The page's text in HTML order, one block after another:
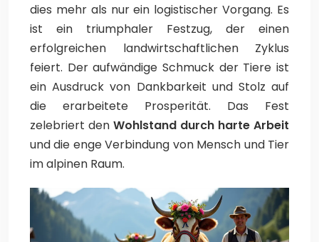
dies mehr als nur ein logistischer Vorgang. Es
ist ein triumphaler Festzug, der einen
erfolgreichen landwirtschaftlichen Zyklus
feiert. Der aufwändige Schmuck der Tiere ist
ein Ausdruck von Dankbarkeit und Stolz auf
die erarbeitete Prosperität. Das Fest
zelebriert den Wohlstand durch harte Arbeit
und die enge Verbindung von Mensch und Tier
im alpinen Raum.